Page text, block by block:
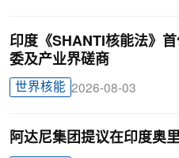
印度《SHANTI核能法》
委及产业界磋商
世界核能 2026-08-03
阿达尼集团提议在印度奥